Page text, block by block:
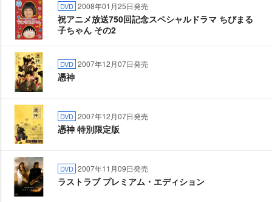
DVD 2008年01月25日発売
祝アニメ放送750回記念スペシャルドラマ ちびまる
子ちゃん その2
DVD 2007年12月07日発売
憑神
DVD 2007年12月07日発売
憑神 特別限定版
DVD 2007年11月09日発売
ラストラブ プレミアム・エディション